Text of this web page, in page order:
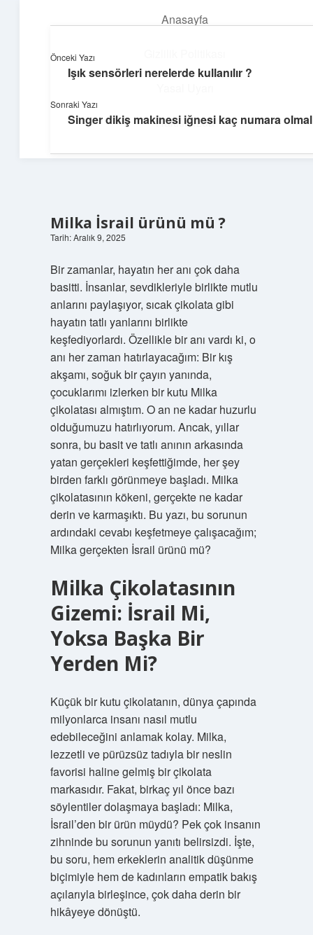
Anasayfa
Hakkımızda
Pratik Çözüm Rehberi
Hayatını kolaylaştıran zekice fikirler!
Milka İsrail ürünü mü ?
Tarih: Aralık 9, 2025
Bir zamanlar, hayatın her anı çok daha
basitti. İnsanlar, sevdikleriyle birlikte mutlu
anlarını paylaşıyor, sıcak çikolata gibi
hayatın tatlı yanlarını birlikte
keşfediyorlardı. Özellikle bir anı vardı ki, o
anı her zaman hatırlayacağım: Bir kış
akşamı, soğuk bir çayın yanında,
çocuklarımı izlerken bir kutu Milka
çikolatası almıştım. O an ne kadar huzurlu
olduğumuzu hatırlıyorum. Ancak, yıllar
sonra, bu basit ve tatlı anının arkasında
yatan gerçekleri keşfettiğimde, her şey
birden farklı görünmeye başladı. Milka
çikolatasının kökeni, gerçekte ne kadar
derin ve karmaşıktı. Bu yazı, bu sorunun
ardındaki cevabı keşfetmeye çalışacağım;
Milka gerçekten İsrail ürünü mü?
Milka Çikolatasının
Gizemi: İsrail Mi,
Yoksa Başka Bir
Yerden Mi?
Küçük bir kutu çikolatanın, dünya çapında
milyonlarca insanı nasıl mutlu
edebileceğini anlamak kolay. Milka,
lezzetli ve pürüzsüz tadıyla bir neslin
favorisi haline gelmiş bir çikolata
markasıdır. Fakat, birkaç yıl önce bazı
söylentiler dolaşmaya başladı: Milka,
İsrail’den bir ürün müydü? Pek çok insanın
zihninde bu sorunun yanıtı belirsizdi. İşte,
bu soru, hem erkeklerin analitik düşünme
biçimiyle hem de kadınların empatik bakış
açılarıyla birleşince, çok daha derin bir
hikâyeye dönüştü.
Önceki Yazı
Işık sensörleri nerelerde kullanılır ?
Sonraki Yazı
Singer dikiş makinesi iğnesi kaç numara